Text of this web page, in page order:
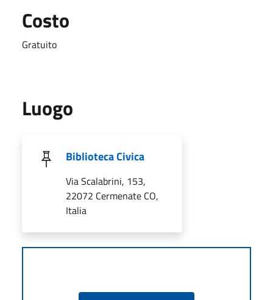
Costo
Gratuito
Luogo
Biblioteca Civica
Via Scalabrini, 153,
22072 Cermenate CO,
Italia